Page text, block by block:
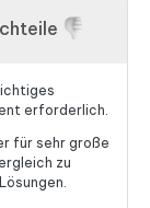
erforderlich.
für sehr große
zu